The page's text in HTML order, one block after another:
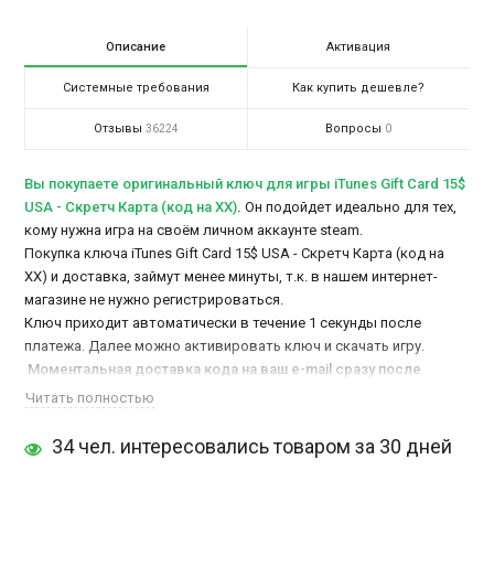
Описание Активация
Системные требования Как купить дешевле?
Отзывы 36224 Вопросы 0
Вы покупаете оригинальный ключ для игры iTunes Gift Card 15$
USA - Скретч Карта (код на XX). Он подойдет идеально для тех,
кому нужна игра на своём личном аккаунте steam.
Покупка ключа iTunes Gift Card 15$ USA - Скретч Карта (код на
XX) и доставка, займут менее минуты, т.к. в нашем интернет-
магазине не нужно регистрироваться.
Ключ приходит автоматически в течение 1 секунды после
платежа. Далее можно активировать ключ и скачать игру.
Моментальная доставка кода на ваш e-mail сразу после
оплаты, автоматом, без задержек!
iTunes Gift Card купитьможно онлайн, при этом оформление и
доставка заказа займут менее минуты, т.к. в нашем интернет
Читать полностью
34 чел. интересовались товаром за 30 дней